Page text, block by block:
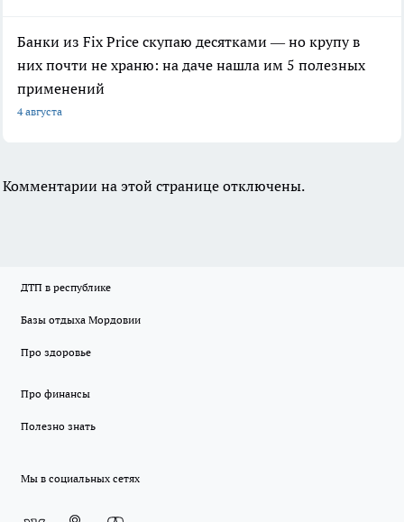
Банки из Fix Price скупаю десятками — но крупу в
них почти не храню: на даче нашла им 5 полезных
применений
4 августа
Комментарии на этой странице отключены.
ДТП в республике
Базы отдыха Мордовии
Про здоровье
Про финансы
Полезно знать
Мы в социальных сетях